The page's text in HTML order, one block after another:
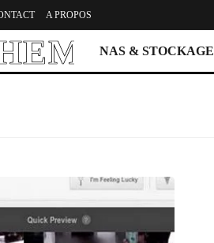
A PROPOS
NAS & STOCKAGE